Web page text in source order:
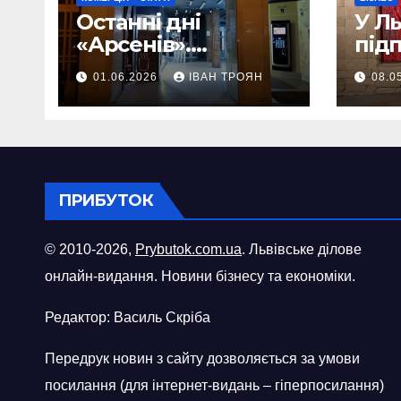
Останні дні
«Арсенів».
Фоторепортаж
01.06.2026 ІВАН ТРОЯН
У
ПРИБУТОК
© 2010-2026, Prybutok.com.ua. Львівське ділове
онлайн-видання. Новини бізнесу та економіки.
Редактор: Василь Скріба
Передрук новин з сайту дозволяється за умови
посилання (для інтернет-видань – гіперпосилання)